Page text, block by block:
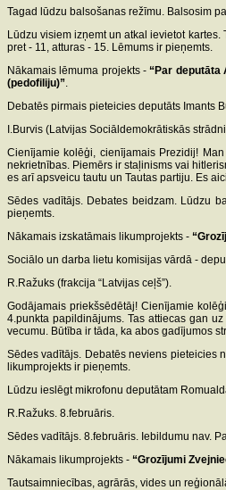
Tagad lūdzu balsošanas režīmu. Balsosim
Lūdzu visiem izņemt un atkal ievietot
pret - 11, atturas - 15. Lēmums ir pieņemts.
Nākamais lēmuma projekts -“Par deputāta
(pedofiliju)”.
Debatēs pirmais pieteicies deputāts Imants
I.Burvis (Latvijas Sociāldemokrātiskās
Cienījamie kolēģi, cienījamais Prezidij!
nekrietnības. Piemērs ir staļinisms vai
es arī apsveicu tautu un Tautas partiju. Es
Sēdes vadītājs. Debates beidzam. Lūdzu
pieņemts.
Nākamais izskatāmais likumprojekts -
Sociālo un darba lietu komisijas vārdā -
R.Ražuks (frakcija “Latvijas ceļš”).
Godājamais priekšsēdētāj! Cienījamie
4.punkta papildinājums. Tas attiecas gan
vecumu. Būtība ir tāda, ka abos gadījumos
Sēdes vadītājs. Debatēs neviens pieteicies
likumprojekts ir pieņemts.
Lūdzu ieslēgt mikrofonu deputātam
R.Ražuks. 8.februāris.
Sēdes vadītājs. 8.februāris. Iebildumu nav.
Nākamais likumprojekts - “Grozījumi
Tautsaimniecības, agrārās, vides un